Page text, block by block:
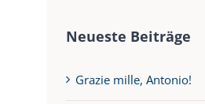
Neueste Beiträge
Grazie mille, Antonio!